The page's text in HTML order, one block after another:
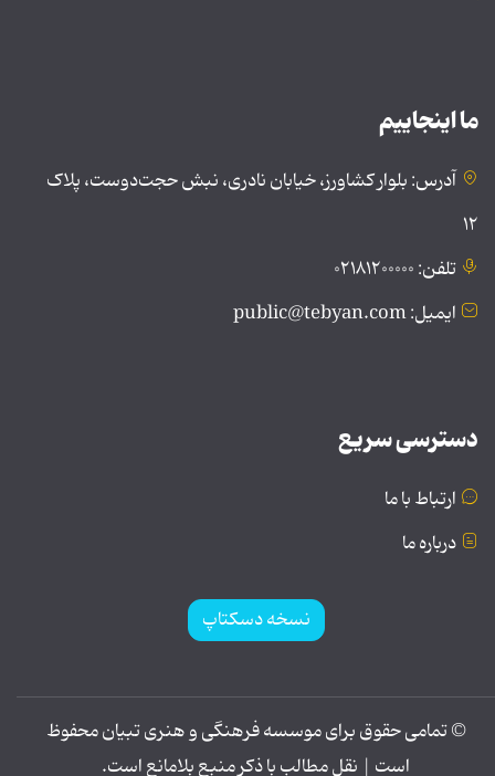
ما اینجاییم
آدرس: بلوار کشاورز، خیابان نادری، نبش حجت‌دوست، پلاک
۱۲
تلفن: ۰۲۱۸۱۲۰۰۰۰۰
ایمیل: public@tebyan.com
دسترسی سریع
ارتباط با ما
درباره ما
نسخه دسکتاپ
© تمامی حقوق برای موسسه فرهنگی و هنری تبیان محفوظ
است | نقل مطالب با ذکر منبع بلامانع است.